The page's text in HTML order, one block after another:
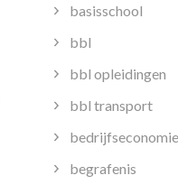
basisschool
bbl
bbl opleidingen
bbl transport
bedrijfseconomie
begrafenis